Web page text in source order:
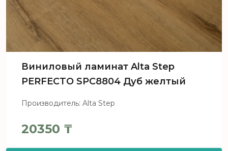
Виниловый ламинат Alta Step
PERFECTO SPC8804 Дуб желтый
Производитель: Alta Step
20350 ₸